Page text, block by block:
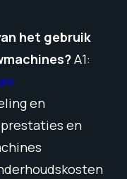
het gebruik
A1:
en
en